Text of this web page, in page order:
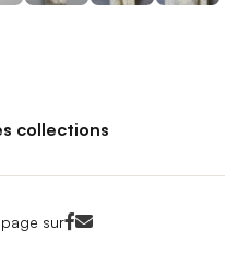
collections
surFacebook<
Mail<